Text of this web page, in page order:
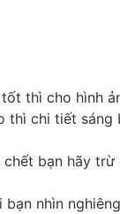
thì cho hình
thì chi tiết
bạn hãy trừ
nhìn